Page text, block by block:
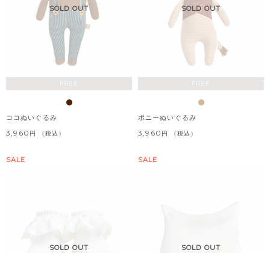
FREE
SOLD OUT
ココぬいぐるみ
3,960 税込
FREE
SOLD OUT
ポニーぬいぐるみ
3,960 税込
SOLD OUT
SALE
SOLD OUT
SALE